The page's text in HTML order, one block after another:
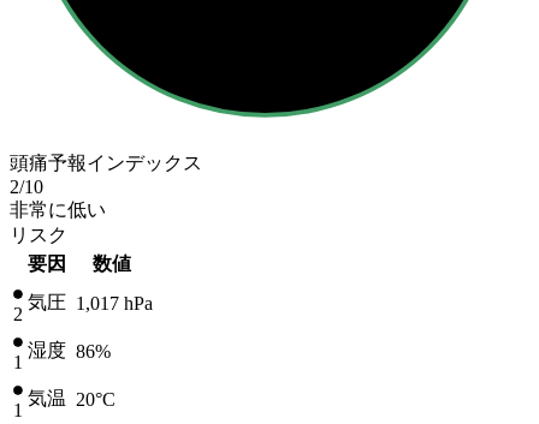
頭痛予報インデックス
2/10
非常に低い
リスク
要因
数値
2
気圧 1,017 hPa
1
湿度 86%
1
気温 20°C